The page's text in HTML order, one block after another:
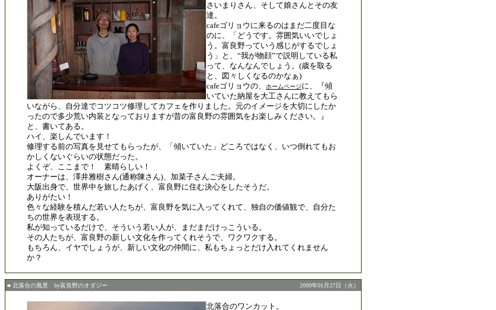
さいまりさん、そして娘さんとその友
達。
cafeゴリョウに来るのはまだ二度目な
のに、「どうです。雰囲気いいでしょ
う。富良野っていう感じがするでしょ
う」と、“我が物顔”で説明している私
って、なんなんでしょう。(歳を取る
と、図々しくなるのかなぁ)
cafeゴリョウの、
ホームページに、『傾
いていた納屋を大工さんに教えてもら
いながら、自分達でコツコツ修理してカフェを作りました。元のイメージを大切にしたか
ったので多少荒い内装となっておりますが昔の富良野の雰囲気をお楽しみください。』
と、書いてある。
ハイ、楽しんでいます！
修理する前の写真を見せてもらったが、「傾いていた」どころではなく、いつ倒れてもお
かしくないぐらいの状態だった。
よくぞ、ここまで！ 素晴らしい！
オーナーは、澤井雅樹さん(通称陳さん)、加菜子さんご夫婦。
大阪出身で、世界中を旅したあげく、富良野に住む決心をしたそうだ。
ありがたい！
色々な経験を積んだ若い人たちが、富良野を気に入ってくれて、独自の価値観で、自分た
ちの世界を表現する。
私が知っているだけで、そういう若い人が、まだまだけっこういる。
その人たちが、富良野の新しい文化を作ってくれそうで、ワクワクする。
もちろん、イヤでしょうが、新しい文化の仲間に、私もちょっとだけ入れてくれません
か？
■ 北落合の風景 by富良野のオダジー 2009年01月27日（火）
北落合のワンカット。